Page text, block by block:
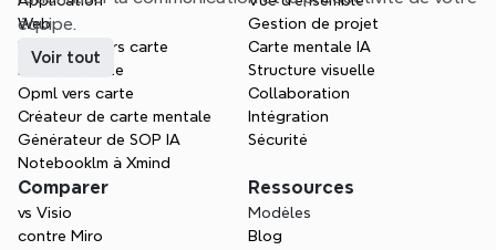
équipe.
Voir tout
Web
Markdown vers carte
Doc vers carte
Opml vers carte
Créateur de carte mentale
Générateur de SOP IA
Notebooklm à Xmind
Gestion de projet
Carte mentale IA
Structure visuelle
Collaboration
Intégration
Sécurité
Comparer
vs Visio
contre Miro
Ressources
Modèles
Blog